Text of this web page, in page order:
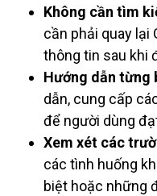
Không cần tìm
cần phải quay lại
thông tin sau khi
Hướng dẫn từng
dẫn, cung cấp
để người dùng
Xem xét các
các tình huống
biệt hoặc những